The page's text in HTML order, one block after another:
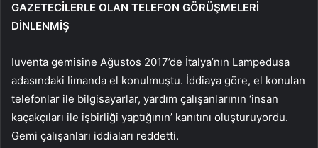
GAZETECİLERLE OLAN TELEFON GÖRÜŞMELERİ
DİNLENMİŞ
Iuventa gemisine Ağustos 2017’de İtalya’nın Lampedusa
adasındaki limanda el konulmuştu. İddiaya göre, el konulan
telefonlar ile bilgisayarlar, yardım çalışanlarının ‘insan
kaçakçıları ile işbirliği yaptığının’ kanıtını oluşturuyordu.
Gemi çalışanları iddiaları reddetti.